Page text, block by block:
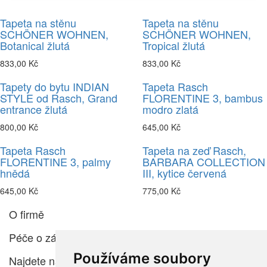
Používáme soubory
Tapeta na stěnu
SCHÖNER WOHNEN,
Botanical žlutá
833,00 Kč
Tapeta na stěnu
SCHÖNER WOHNEN,
Tropical žlutá
833,00 Kč
Tapety do bytu INDIAN
STYLE od Rasch, Grand
entrance žlutá
800,00 Kč
Tapeta Rasch
FLORENTINE 3, bambus
modro zlatá
645,00 Kč
Tapeta Rasch
FLORENTINE 3, palmy
hnědá
645,00 Kč
Tapeta na zeď Rasch,
BARBARA COLLECTION
III, kytice červená
775,00 Kč
O firmě
Péče o zákazníka
Najdete nás